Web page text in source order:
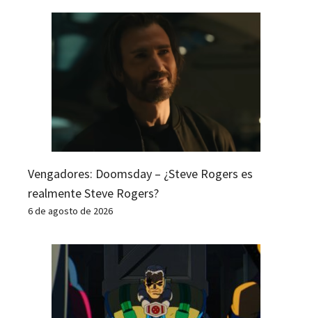
Vengadores: Doomsday – ¿Steve Rogers es
realmente Steve Rogers?
6 de agosto de 2026